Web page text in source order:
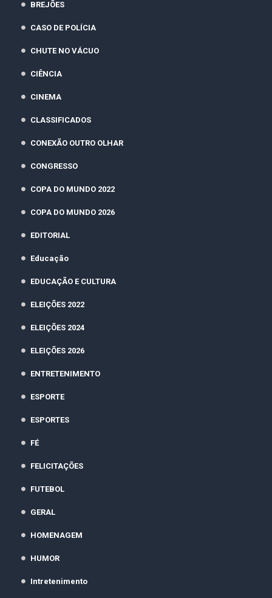
BREJÕES
CASO DE POLÍCIA
CHUTE NO VÁCUO
CIÊNCIA
CINEMA
CLASSIFICADOS
CONEXÃO OUTRO OLHAR
CONGRESSO
COPA DO MUNDO 2022
COPA DO MUNDO 2026
EDITORIAL
Educação
EDUCAÇÃO E CULTURA
ELEIÇÕES 2022
ELEIÇÕES 2024
ELEIÇÕES 2026
ENTRETENIMENTO
ESPORTE
ESPORTES
FÉ
FELICITAÇÕES
FUTEBOL
GERAL
HOMENAGEM
HUMOR
Intretenimento